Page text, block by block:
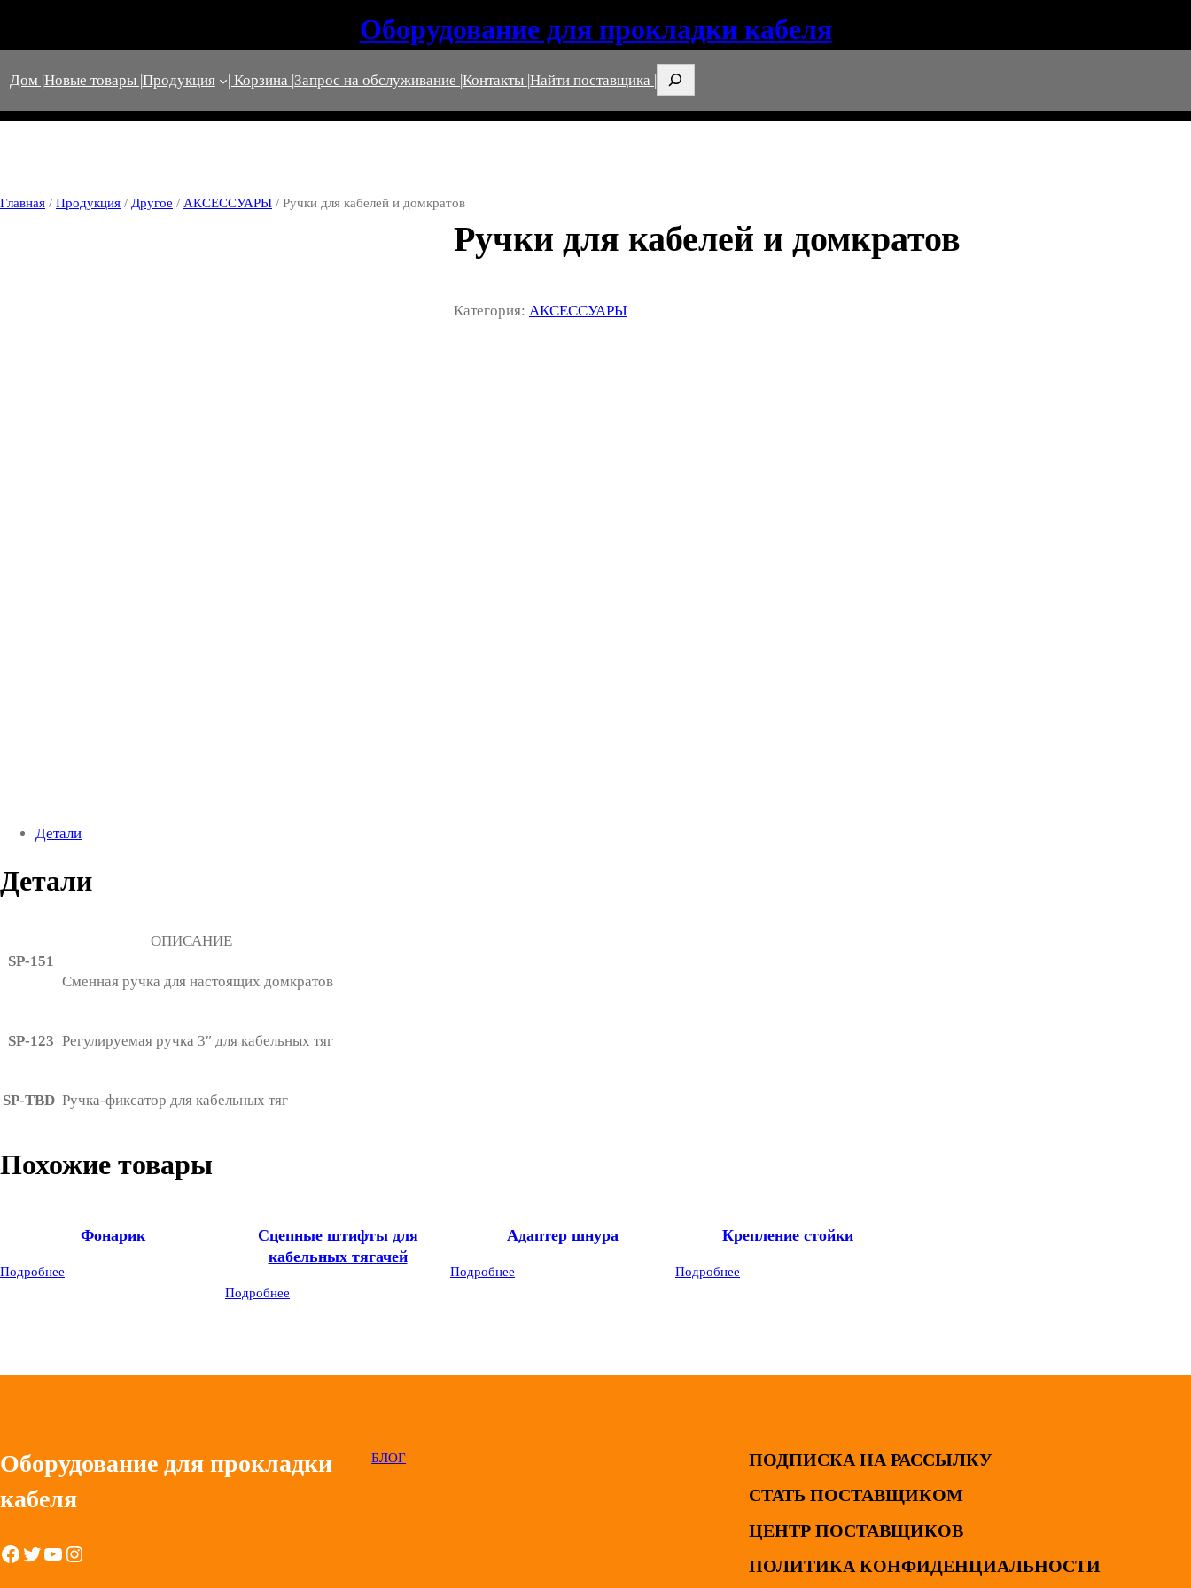
Оборудование для прокладки кабеля
Дом |Новые товары |Продукция | Корзина |Запрос на обслуживание |Контакты |Найти поставщика | Поиск
Главная / Продукция / Другое / АКСЕССУАРЫ / Ручки для кабелей и домкратов
Ручки для кабелей и домкратов
Категория: АКСЕССУАРЫ
Детали
Детали
SP-151
ОПИСАНИЕ
Сменная ручка для настоящих домкратов
SP-123 Регулируемая ручка 3″ для кабельных тяг
SP-TBD Ручка-фиксатор для кабельных тяг
Похожие товары
Фонарик
Подробнее
Сцепные штифты для
кабельных тягачей
Подробнее
Адаптер шнура
Подробнее
Крепление стойки
Подробнее
Оборудование для прокладки
кабеля
Facebook Twitter YouTube Instagram
БЛОГ
ПОДПИСКА НА РАССЫЛКУ
СТАТЬ ПОСТАВЩИКОМ
ЦЕНТР ПОСТАВЩИКОВ
ПОЛИТИКА КОНФИДЕНЦИАЛЬНОСТИ